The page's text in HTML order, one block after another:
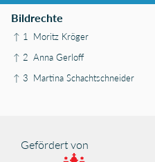
Bildrechte
↑ 1
Moritz Kröger
↑ 2 Anna Gerloff
↑ 3 Martina Schachtschneider
Gefördert von